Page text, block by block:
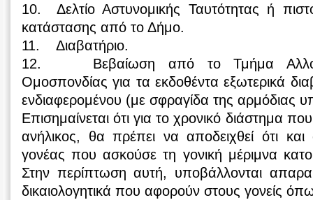
10. Δελτίο Αστυνομικής Ταυτότητας ή
κατάστασης από το Δήμο.
11. Διαβατήριο.
12. Βεβαίωση από το Τμήμα
Ομοσπονδίας για τα εκδοθέντα εξωτερικά
ενδιαφερομένου (με σφραγίδα της αρμόδιας
Επισημαίνεται ότι για το χρονικό διάστημα
ανήλικος, θα πρέπει να αποδειχθεί ότι
γονέας που ασκούσε τη γονική μέριμνα
Στην περίπτωση αυτή, υποβάλλονται
δικαιολογητικά που αφορούν στους γονείς